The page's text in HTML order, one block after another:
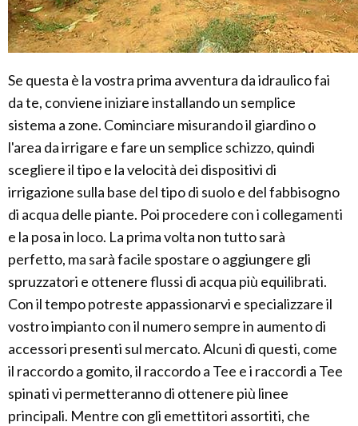
Se questa è la vostra prima avventura da idraulico fai
da te, conviene iniziare installando un semplice
sistema a zone. Cominciare misurando il giardino o
l'area da irrigare e fare un semplice schizzo, quindi
scegliere il tipo e la velocità dei dispositivi di
irrigazione sulla base del tipo di suolo e del fabbisogno
di acqua delle piante. Poi procedere con i collegamenti
e la posa in loco. La prima volta non tutto sarà
perfetto, ma sarà facile spostare o aggiungere gli
spruzzatori e ottenere flussi di acqua più equilibrati.
Con il tempo potreste appassionarvi e specializzare il
vostro impianto con il numero sempre in aumento di
accessori presenti sul mercato. Alcuni di questi, come
il raccordo a gomito, il raccordo a Tee e i raccordi a Tee
spinati vi permetteranno di ottenere più linee
principali. Mentre con gli emettitori assortiti, che